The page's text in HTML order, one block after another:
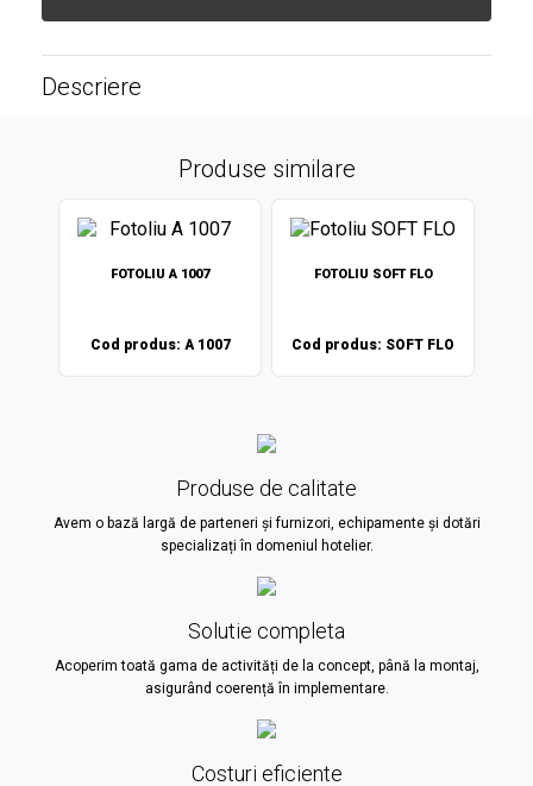
Descriere
Produse similare
FOTOLIU A 1007
Cod produs: A 1007
FOTOLIU SOFT FLO
Cod produs: SOFT FLO
Produse de calitate
Avem o bază largă de parteneri și furnizori, echipamente și dotări
specializați în domeniul hotelier.
Solutie completa
Acoperim toată gama de activități de la concept, până la montaj,
asigurând coerență în implementare.
Costuri eficiente